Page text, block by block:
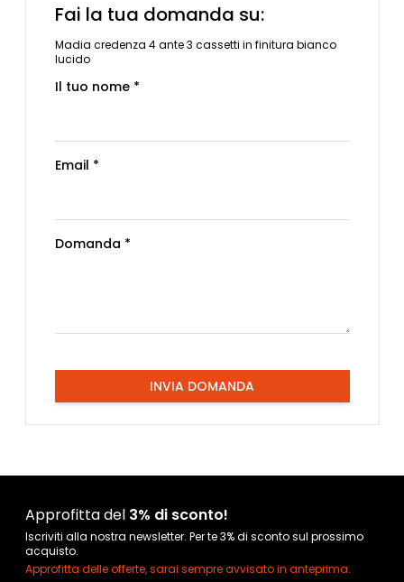
Fai la tua domanda su:
Madia credenza 4 ante 3 cassetti in finitura bianco
lucido
Il tuo nome *
Email *
Domanda *
INVIA DOMANDA
Approfitta del 3% di sconto!
Iscriviti alla nostra newsletter. Per te 3% di sconto sul prossimo
acquisto.
Approfitta delle offerte, sarai sempre avvisato in anteprima.